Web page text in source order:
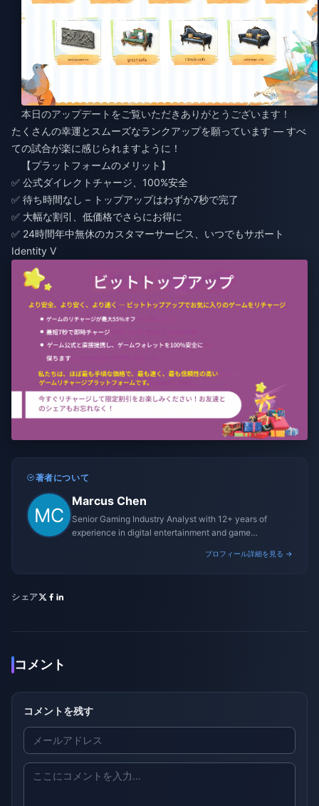
本日のアップデートをご覧いただきありがとうございます！
たくさんの幸運とスムーズなランクアップを願っています — すべ
ての試合が楽に感じられますように！
【プラットフォームのメリット】
✅ 公式ダイレクトチャージ、100%安全
✅ 待ち時間なし – トップアップはわずか7秒で完了
✅ 大幅な割引、低価格でさらにお得に
✅ 24時間年中無休のカスタマーサービス、いつでもサポート
Identity V
著者について
Marcus Chen
Senior Gaming Industry Analyst with 12+ years of
experience in digital entertainment and game
プロフィール詳細を見る →
シェア
コメント
コメントを残す